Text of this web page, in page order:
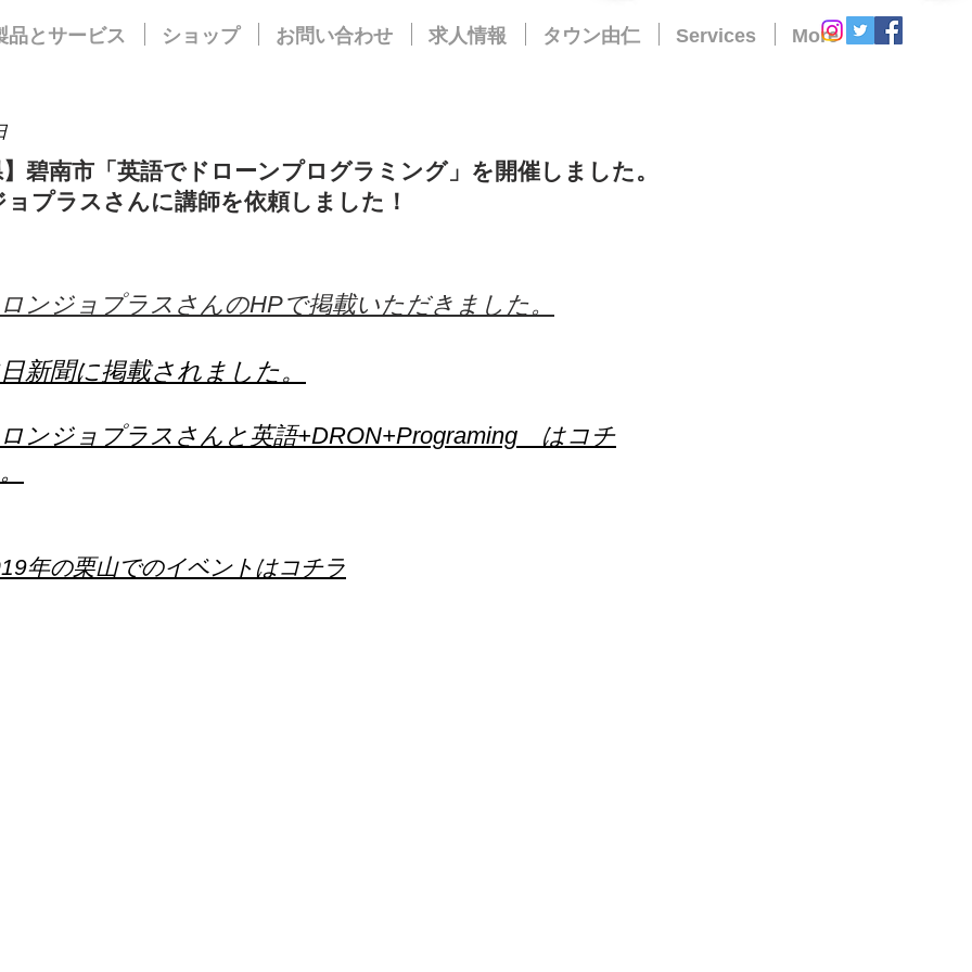
品とサービス ショップ お問い合わせ 求人情報 タウン由仁 Services More
碧南市「英語でドローンプログラミング」を開催しました。
プラスさんに講師を依頼しました！
ンジョプラスさんのHPで掲載いただきました。
新聞に掲載されました。
ンジョプラスさんと英語+DRON+Programing はコチ
年の栗山でのイベントはコチラ